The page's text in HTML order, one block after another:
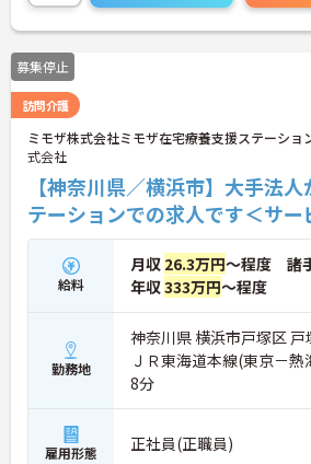
募集停止
訪問介護
ミモザ株式会社ミモザ在宅療養支援ステーショ
式会社
【神奈川県／横浜市】大手法
テーションでの求人です＜サー
給料
月収 26.3万円～程度 諸
年収333万円～程度
勤務地
神奈川県 横浜市戸塚区 戸
ＪＲ東海道本線(東京－
8分
雇用形態 正社員(正職員)